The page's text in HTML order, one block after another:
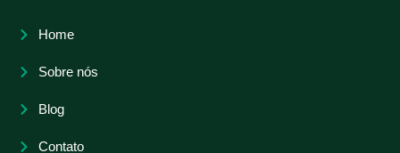
Home
Sobre nós
Blog
Contato